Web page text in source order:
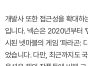
개발사 또한 접근성을 확대하
입니다. 넥슨은 2020년부터 '
시된 넷마블의 게임 '파라곤:
었습니다. 다만, 최근까지도